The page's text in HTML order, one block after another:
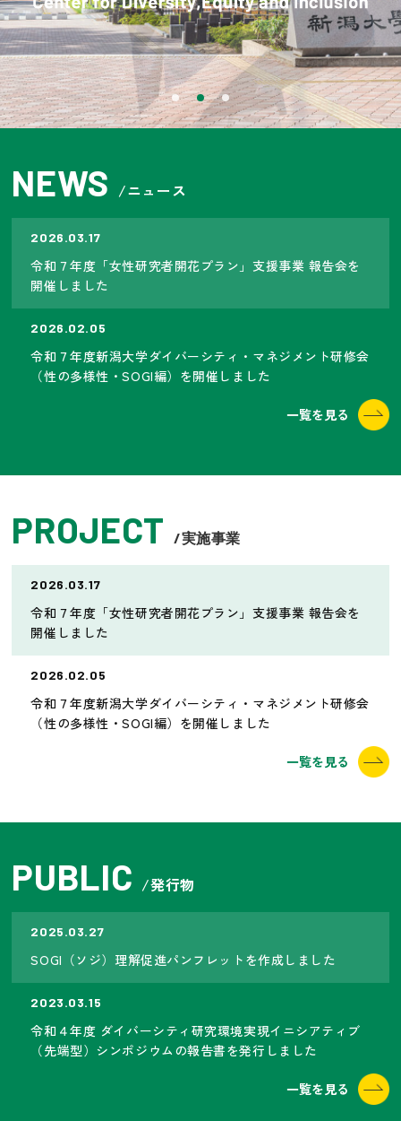
NEWS /ニュース
2026.03.17
令和７年度「女性研究者開花プラン」支援事業 報告会を
開催しました
2026.02.05
令和７年度新潟大学ダイバーシティ・マネジメント研修会
（性の多様性・SOGI編）を開催しました
一覧を見る
PROJECT /実施事業
2026.03.17
令和７年度「女性研究者開花プラン」支援事業 報告会を
開催しました
2026.02.05
令和７年度新潟大学ダイバーシティ・マネジメント研修会
（性の多様性・SOGI編）を開催しました
一覧を見る
PUBLIC /発行物
2025.03.27
SOGI（ソジ）理解促進パンフレットを作成しました
2023.03.15
令和４年度 ダイバーシティ研究環境実現イニシアティブ
（先端型）シンポジウムの報告書を発行しました
一覧を見る